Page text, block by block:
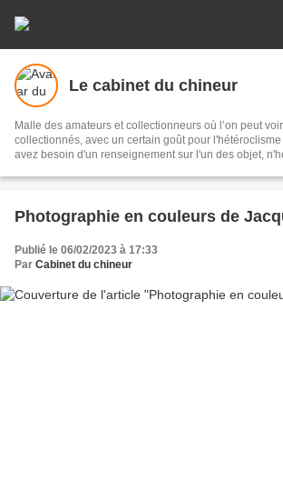
Le cabinet du chineur
Malle des amateurs et collectionneurs où l’on peut
collectionnés, avec un certain goût pour
avez besoin d'un renseignement sur l'un des objet,
Photographie en couleurs de
Publié le 06/02/2023 à 17:33
Par Cabinet du chineur